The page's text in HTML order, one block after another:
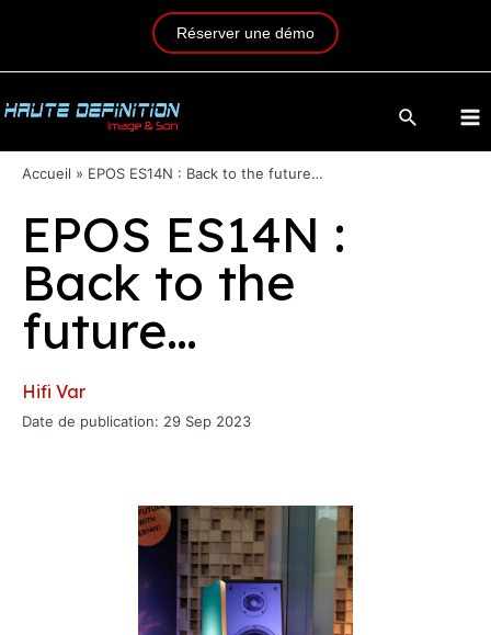
Réserver une démo
Accueil » EPOS ES14N : Back to the future…
EPOS ES14N :
Back to the
future…
Hifi Var
Date de publication: 29 Sep 2023